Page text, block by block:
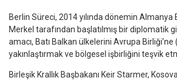
Berlin Süreci, 2014 yılında dönemin Almanya
Merkel tarafından başlatılmış bir diplomatik
amacı, Batı Balkan ülkelerini Avrupa
yakınlaştırmak ve bölgesel işbirliğini teşvik
Birleşik Krallık Başbakanı Keir Starmer,